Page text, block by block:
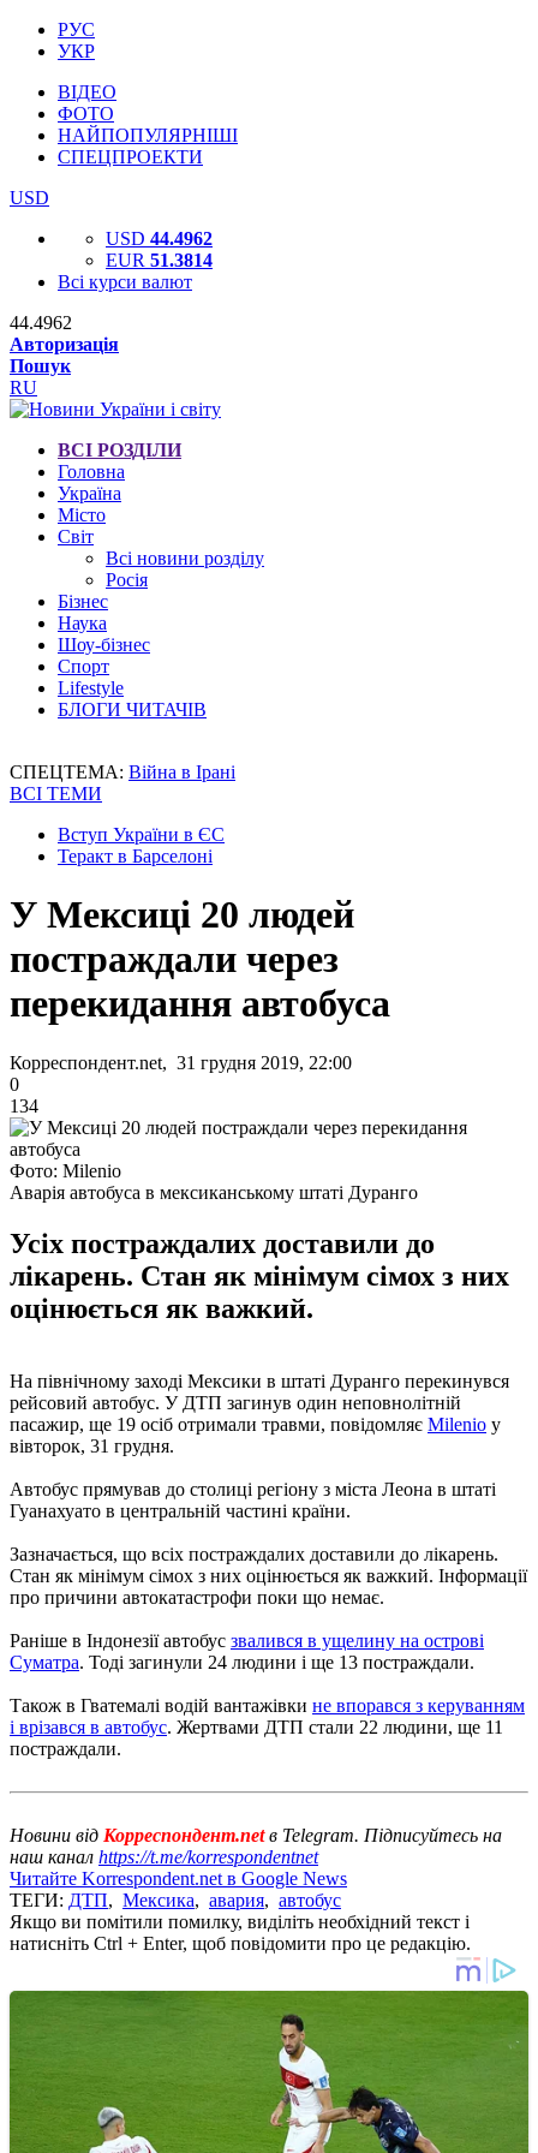
РУС
УКР
ВІДЕО
ФОТО
НАЙПОПУЛЯРНІШІ
СПЕЦПРОЕКТИ
USD
USD 44.4962
EUR 51.3814
Всі курси валют
44.4962
Авторизація
Пошук
RU
ВСІ РОЗДІЛИ
Головна
Україна
Місто
Світ
Всі новини розділу
Росія
Бізнес
Наука
Шоу-бізнес
Спорт
Lifestyle
БЛОГИ ЧИТАЧІВ
СПЕЦТЕМА: Війна в Ірані
ВСІ ТЕМИ
Вступ України в ЄС
Теракт в Барселоні
У Мексиці 20 людей
постраждали через
перекидання автобуса
Корреспондент.net, 31 грудня 2019, 22:00
0
134
Фото: Milenio
Аварія автобуса в мексиканському штаті Дуранго
Усіх постраждалих доставили до
лікарень. Стан як мінімум сімох з них
оцінюється як важкий.
На північному заході Мексики в штаті Дуранго перекинувся
рейсовий автобус. У ДТП загинув один неповнолітній
пасажир, ще 19 осіб отримали травми, повідомляє Milenio у
вівторок, 31 грудня.
Автобус прямував до столиці регіону з міста Леона в штаті
Гуанахуато в центральній частині країни.
Зазначається, що всіх постраждалих доставили до лікарень.
Стан як мінімум сімох з них оцінюється як важкий. Інформації
про причини автокатастрофи поки що немає.
Раніше в Індонезії автобус звалився в ущелину на острові
Суматра. Тоді загинули 24 людини і ще 13 постраждали.
Також в Гватемалі водій вантажівки не впорався з керуванням
і врізався в автобус. Жертвами ДТП стали 22 людини, ще 11
постраждали.
Новини від Корреспондент.netв Telegram. Підписуйтесь на
наш канал https://t.me/korrespondentnet
Читайте Korrespondent.net в Google News
ТЕГИ: ДТП, Мексика, авария, автобус
Якщо ви помітили помилку, виділіть необхідний текст і
натисніть Ctrl + Enter, щоб повідомити про це редакцію.